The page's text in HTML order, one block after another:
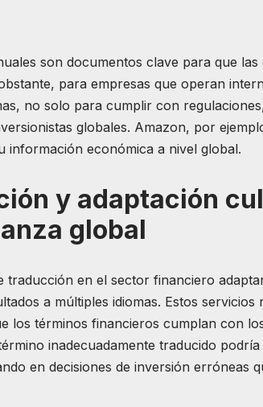
son documentos clave para que
para empresas que operan
no solo para cumplir con
globales. Amazon, por
información económica a nivel global.
y adaptación
global
traducción en el sector financiero
a múltiples idiomas. Estos
los términos financieros cumplan con
inadecuadamente traducido
en decisiones de inversión erróneas